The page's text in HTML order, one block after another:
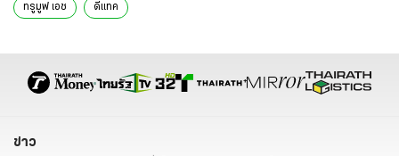
ทรูมูฟ เอช ดีแทค
ข่าว